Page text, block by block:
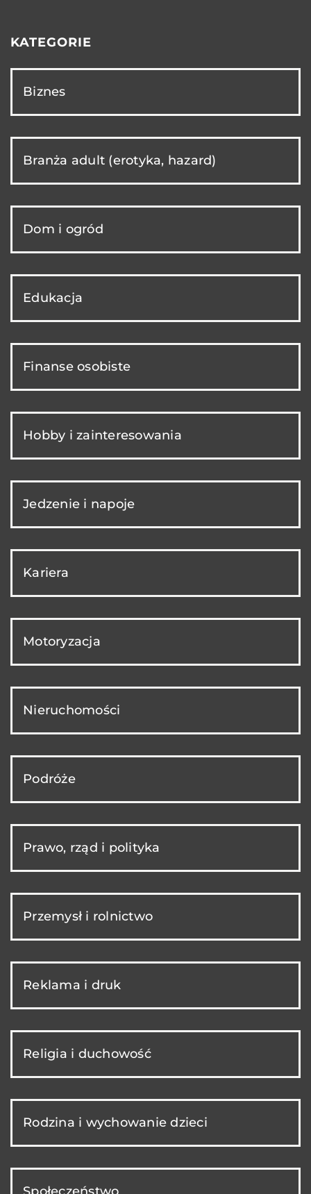
KATEGORIE
Biznes
Branża adult (erotyka, hazard)
Dom i ogród
Edukacja
Finanse osobiste
Hobby i zainteresowania
Jedzenie i napoje
Kariera
Motoryzacja
Nieruchomości
Podróże
Prawo, rząd i polityka
Przemysł i rolnictwo
Reklama i druk
Religia i duchowość
Rodzina i wychowanie dzieci